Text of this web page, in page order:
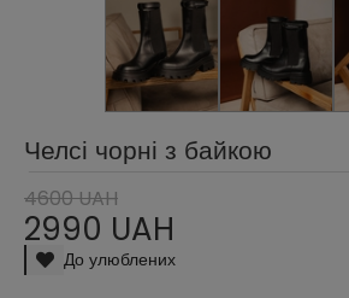
Челсі чорні з байкою
2990 UAH
4600 UAH
До улюблених